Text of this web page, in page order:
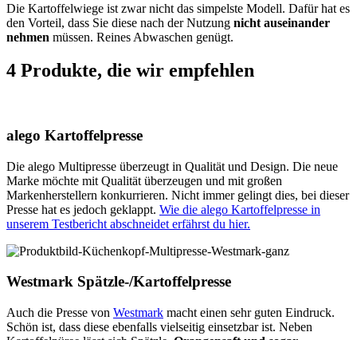
Die Kartoffelwiege ist zwar nicht das simpelste Modell. Dafür hat es
den Vorteil, dass Sie diese nach der Nutzung nicht auseinander
nehmen müssen. Reines Abwaschen genügt.
4 Produkte, die wir empfehlen
alego Kartoffelpresse
Die alego Multipresse überzeugt in Qualität und Design. Die neue
Marke möchte mit Qualität überzeugen und mit großen
Markenherstellern konkurrieren. Nicht immer gelingt dies, bei dieser
Presse hat es jedoch geklappt. Wie die alego Kartoffelpresse in
unserem Testbericht abschneidet erfährst du hier.
Westmark Spätzle-/Kartoffelpresse
Auch die Presse von Westmark macht einen sehr guten Eindruck.
Schön ist, dass diese ebenfalls vielseitig einsetzbar ist. Neben